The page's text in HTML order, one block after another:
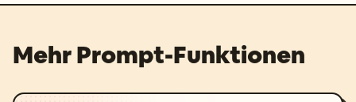
Mehr Prompt-Funktionen